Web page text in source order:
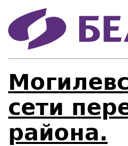
сети
района.